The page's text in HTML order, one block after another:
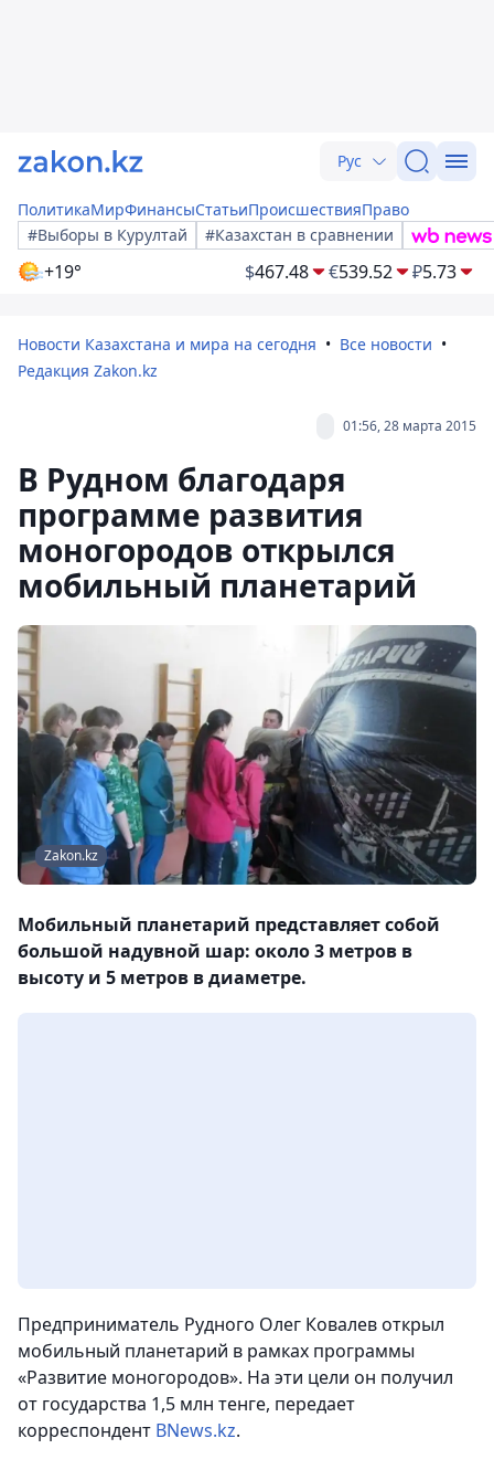
Рус
ПолитикаМирФинансыСтатьиПроисшествияПраво
#Выборы в Курултай
#Казахстан в сравнении
+19° $467.48 €539.52 ₽5.73
Новости Казахстана и мира на сегодня
Все новости
Редакция Zakon.kz
01:56, 28 марта 2015
В Рудном благодаря
программе развития
моногородов открылся
мобильный планетарий
Zakon.kz
Мобильный планетарий представляет собой
большой надувной шар: около 3 метров в
высоту и 5 метров в диаметре.
Предприниматель Рудного Олег Ковалев открыл
мобильный планетарий в рамках программы
«Развитие моногородов». На эти цели он получил
от государства 1,5 млн тенге, передает
корреспондент BNews.kz.